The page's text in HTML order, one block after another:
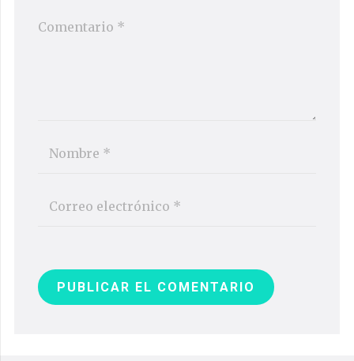
PUBLICAR EL COMENTARIO